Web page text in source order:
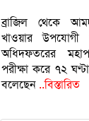
ব্রাজিল থেকে
খাওয়ার
অধিদফতরের
পরীক্ষা করে ৭২
বলেছেন ..বিস্তারিত